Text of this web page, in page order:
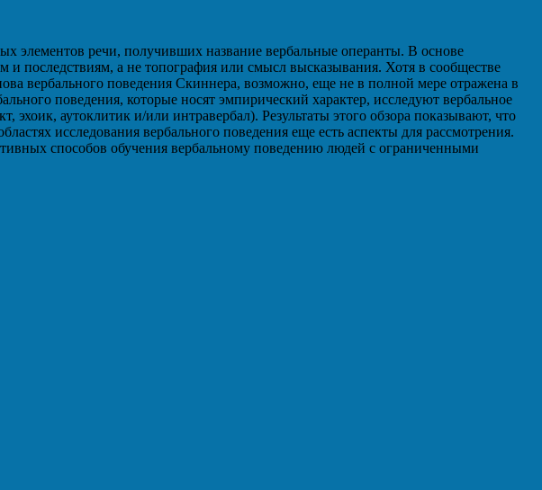
элементов речи, получивших название вербальные операнты. В основе
последствиям, а не топография или смысл высказывания. Хотя в сообществе
вербального поведения Скиннера, возможно, еще не в полной мере отражена в
поведения, которые носят эмпирический характер, исследуют вербальное
аутоклитик и/или интравербал). Результаты этого обзора показывают, что
исследования вербального поведения еще есть аспекты для рассмотрения.
способов обучения вербальному поведению людей с ограниченными